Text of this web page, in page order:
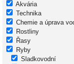
Akvária
Technika
Chemie a úprava
Rostliny
Řasy
Ryby
Sladkovodní